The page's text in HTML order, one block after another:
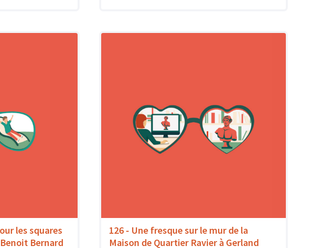
les squares
Bernard
126 - Une fresque sur le mur de la
Maison de Quartier Ravier à Gerland